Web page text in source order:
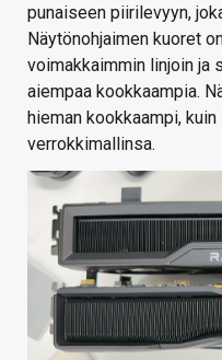
punaiseen piirilevyyn,
Näytönohjaimen kuoret
voimakkaimmin linjoin ja
aiempaa kookkaampia.
hieman kookkaampi,
verrokkimallinsa.